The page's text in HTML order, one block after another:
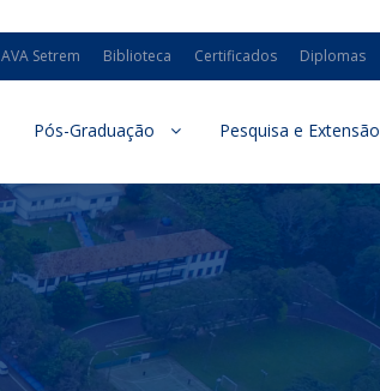
AVA Setrem Biblioteca Certificados Diplomas
Pós-Graduação Pesquisa e Extensão